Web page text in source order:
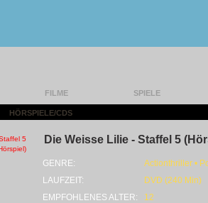
FILME SPIELE
HÖRSPIELE/CDS
Die Weisse Lilie - Staffel 5
GENRE:
Actionthriller •
LAUFZEIT:
DVD (240 Min)
EMPFOHLENES ALTER:
12